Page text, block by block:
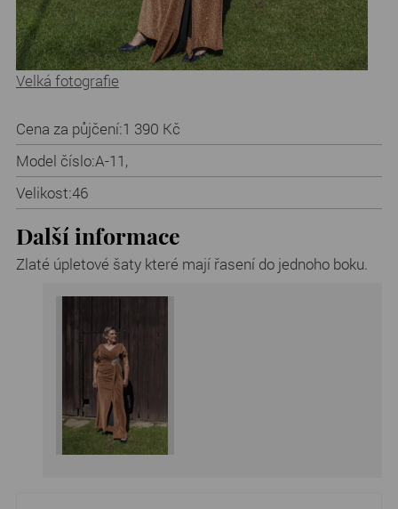
Velká fotografie
Cena za půjčení:1 390 Kč
Model číslo:A-11,
Velikost:46
Další informace
Zlaté úpletové šaty které mají řasení do jednoho boku.